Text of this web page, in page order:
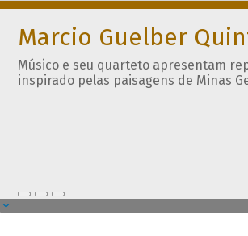
Marcio Guelber
Músico e seu quarteto apresentam
inspirado pelas paisagens de Minas